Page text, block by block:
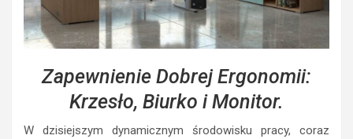
Zapewnienie Dobrej Ergonomii:
Krzesło, Biurko i Monitor.
W dzisiejszym dynamicznym środowisku pracy, coraz